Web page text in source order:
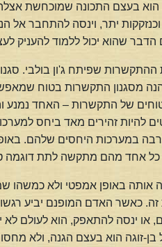
בעצם התכונה שמוכחשת
יתר, וינסה להתחבר אל
שהוא יכול ללמוד להעניק
ההתקשרות שפיתח ג'ון בולבי.
מסגנון התקשרות בטוח
של התקשרות – האחד נמנע
זהירים מאד ביחס
במערכות היחסים שלהם.
כל אחד מהם מתקשה לתת דוגמה
אותה באופן אמפטי ולא כמשהו
זה. כאשר האדם המופנם יביע
ינסה להתאפק, הוא לעולם
זוגה הוא בעצם הגנה, ולא